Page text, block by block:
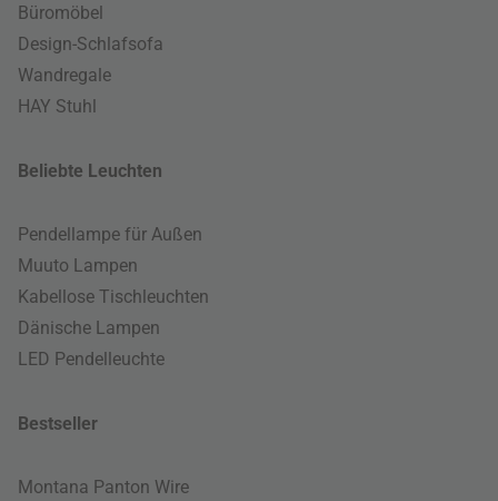
Büromöbel
Design-Schlafsofa
Wandregale
HAY Stuhl
Beliebte Leuchten
Pendellampe für Außen
Muuto Lampen
Kabellose Tischleuchten
Dänische Lampen
LED Pendelleuchte
Bestseller
Montana Panton Wire